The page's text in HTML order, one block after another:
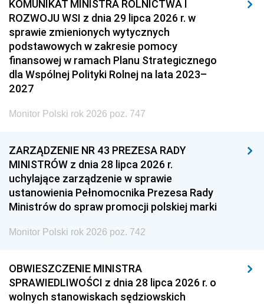
KOMUNIKAT MINISTRA ROLNICTWA I
ROZWOJU WSI z dnia 29 lipca 2026 r. w
sprawie zmienionych wytycznych
podstawowych w zakresie pomocy
finansowej w ramach Planu Strategicznego
dla Wspólnej Polityki Rolnej na lata 2023–
2027
Monitor Polski rok 2026 poz. 747
ZARZĄDZENIE NR 43 PREZESA RADY
MINISTRÓW z dnia 28 lipca 2026 r.
uchylające zarządzenie w sprawie
ustanowienia Pełnomocnika Prezesa Rady
Ministrów do spraw promocji polskiej marki
Monitor Polski rok 2026 poz. 742
OBWIESZCZENIE MINISTRA
SPRAWIEDLIWOŚCI z dnia 28 lipca 2026 r. o
wolnych stanowiskach sędziowskich